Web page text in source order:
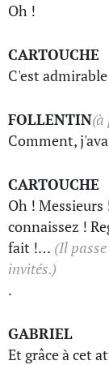
Oh !
CARTOUCHE
C'est
FOLLENTIN(à
Comment,
CARTOUCHE
Oh !
connaissez !
fait !… (Il
invités.)
.
GABRIEL
Et grâce à cet